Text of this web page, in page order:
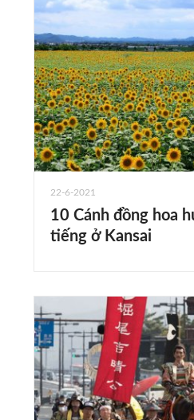
22-6-2021
10 Cánh đồng hoa
tiếng ở Kansai